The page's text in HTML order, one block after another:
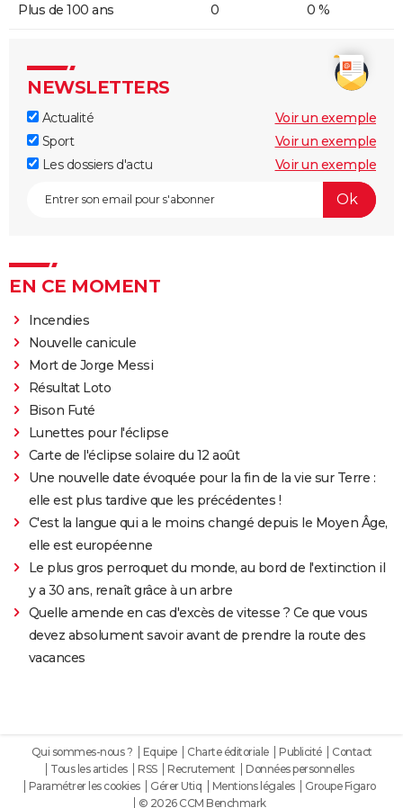
Plus de 100 ans 0 0 %
NEWSLETTERS
Actualité
Voir un exemple
Sport
Voir un exemple
Les dossiers d'actu
Voir un exemple
EN CE MOMENT
Incendies
Nouvelle canicule
Mort de Jorge Messi
Résultat Loto
Bison Futé
Lunettes pour l'éclipse
Carte de l'éclipse solaire du 12 août
Une nouvelle date évoquée pour la fin de la vie sur Terre :
elle est plus tardive que les précédentes !
C'est la langue qui a le moins changé depuis le Moyen Âge,
elle est européenne
Le plus gros perroquet du monde, au bord de l'extinction il
y a 30 ans, renaît grâce à un arbre
Quelle amende en cas d'excès de vitesse ? Ce que vous
devez absolument savoir avant de prendre la route des
vacances
Qui sommes-nous ? Equipe Charte éditoriale Publicité
Contact
Tous les articles
RSS Recrutement
Données personnelles
Paramétrer les cookies
Gérer Utiq Mentions légales
Groupe Figaro
© 2026 CCM Benchmark